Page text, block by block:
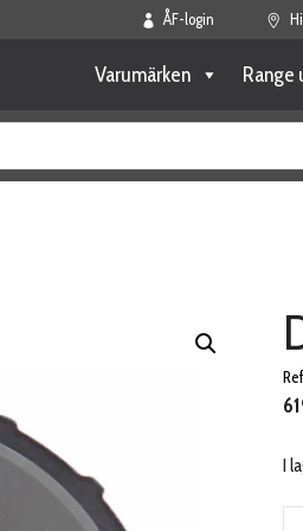
ÅF-login
Varumärken Range
I